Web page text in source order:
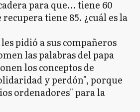
para que… tiene 60
recupera tiene 85. ¿cuál es la
pidió a sus compañeros
las palabras del papa
los conceptos de
y perdón", porque
ordenadores" para la